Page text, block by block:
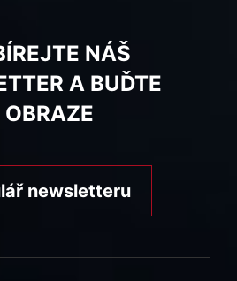
NÁŠ
A BUĎTE
newsletteru